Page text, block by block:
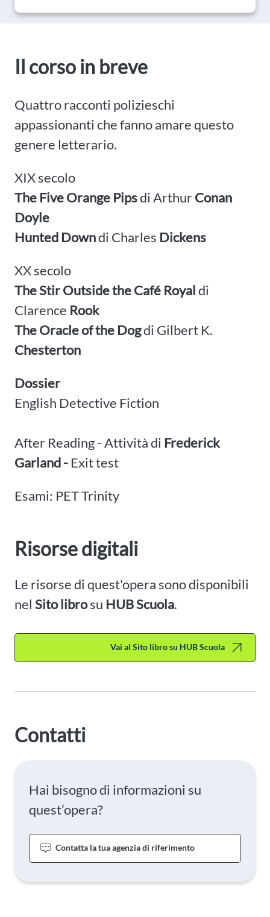
Il corso in breve
Quattro racconti polizieschi
appassionanti che fanno amare questo
genere letterario.
XIX secolo
The Five Orange Pipsdi ArthurConan
Doyle
Hunted Downdi Charles Dickens
XX secolo
The Stir Outside the Café Royaldi
Clarence Rook
The Oracle of the Dogdi Gilbert K.
Chesterton
Dossier
English Detective Fiction
After Reading - Attività di Frederick
Garland - Exit test
Esami: PET Trinity
Risorse digitali
Le risorse di quest'opera sono disponibili
nel Sito librosu HUB Scuola.
Vai al Sito libro su HUB Scuola
Contatti
Hai bisogno di informazioni su
quest’opera?
Contatta la tua agenzia di riferimento